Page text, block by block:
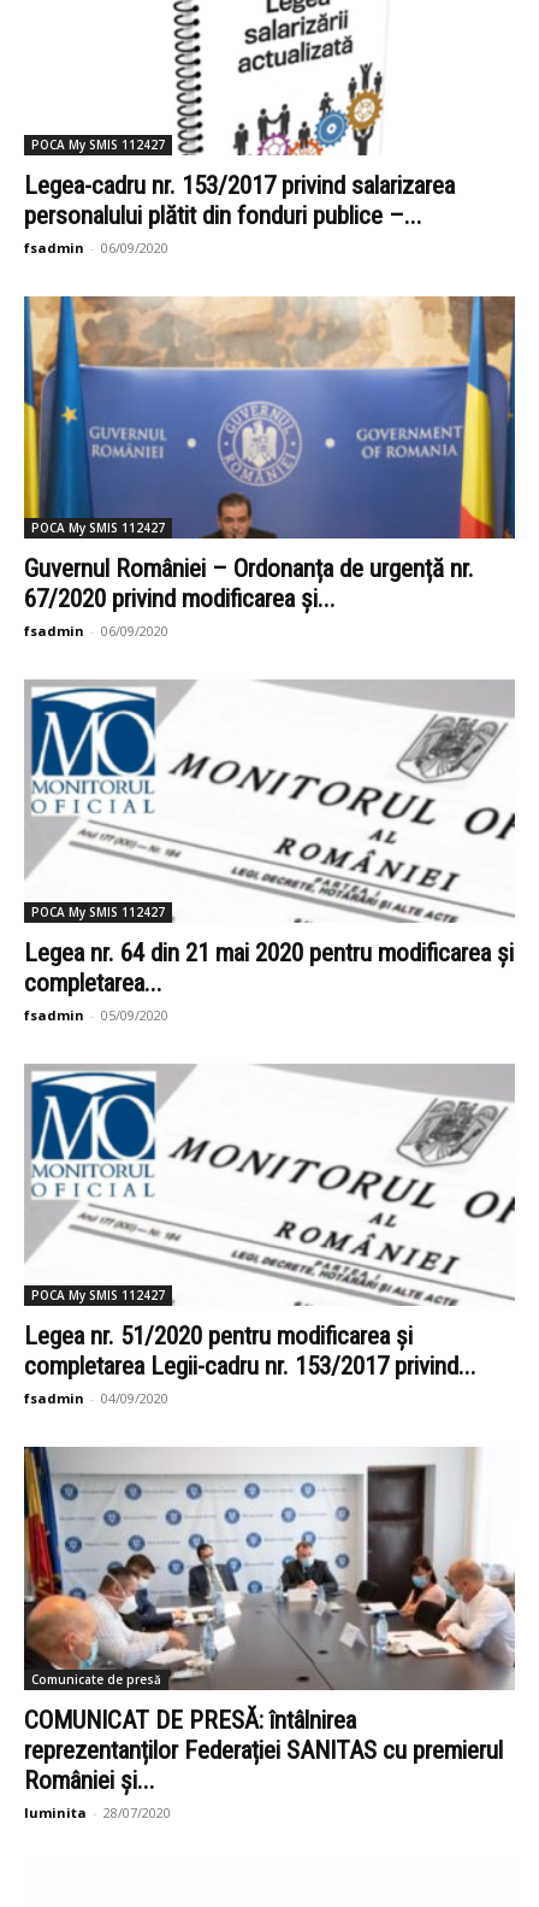
POCA My SMIS 112427
Legea-cadru nr. 153/2017 privind salarizarea
personalului plătit din fonduri publice –...
fsadmin - 06/09/2020
POCA My SMIS 112427
Guvernul României – Ordonanța de urgență nr.
67/2020 privind modificarea și...
fsadmin - 06/09/2020
POCA My SMIS 112427
Legea nr. 64 din 21 mai 2020 pentru modificarea și
completarea...
fsadmin - 05/09/2020
POCA My SMIS 112427
Legea nr. 51/2020 pentru modificarea și
completarea Legii-cadru nr. 153/2017 privind...
fsadmin - 04/09/2020
Comunicate de presă
COMUNICAT DE PRESĂ: întâlnirea
reprezentanților Federației SANITAS cu premierul
României și...
luminita - 28/07/2020